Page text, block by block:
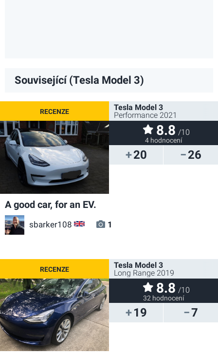
Související (Tesla Model 3)
20 26
Tesla Model 3
Performance 2021
8.8 /10
4 hodnocení
A good car, for an EV.
sbarker108 GB 1
19 7
Tesla Model 3
Long Range 2019
8.8 /10
32 hodnocení